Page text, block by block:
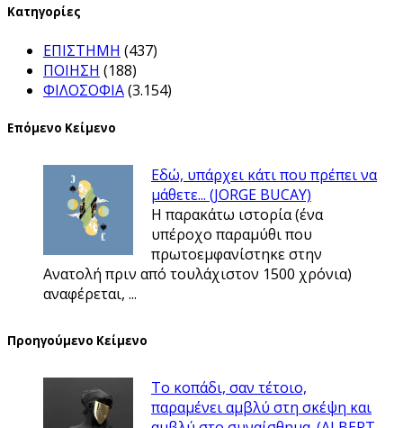
Kατηγορίες
ΕΠΙΣΤΗΜΗ (437)
ΠΟΙΗΣΗ (188)
ΦΙΛΟΣΟΦΙΑ(3.154)
Επόμενο Κείμενο
Εδώ, υπάρχει κάτι που πρέπει να
μάθετε... (JORGE BUCAY)
Η παρακάτω ιστορία (ένα
υπέροχο παραμύθι που
πρωτοεμφανίστηκε στην
Ανατολή πριν από τουλάχιστον 1500 χρόνια)
αναφέρεται, ...
Προηγούμενο Κείμενο
Tο κοπάδι, σαν τέτοιο,
παραμένει αμβλύ στη σκέψη και